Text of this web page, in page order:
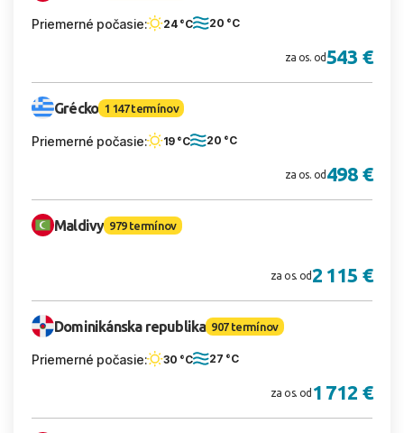
Priemerné počasie: 24 °C 20 °C
za os. od543 €
Grécko 1 147 termínov
Priemerné počasie: 19 °C 20 °C
za os. od 498 €
Maldivy 979 termínov
za os. od2 115 €
Dominikánska republika 907 termínov
Priemerné počasie: 30 °C 27 °C
za os. od 1 712 €